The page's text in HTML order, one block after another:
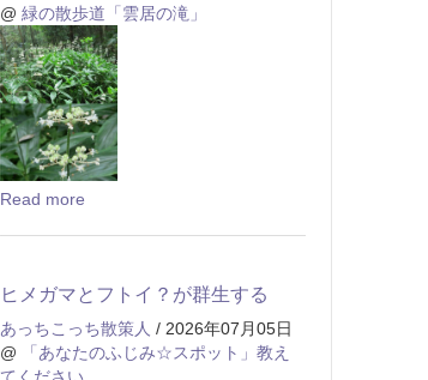
@ 緑の散歩道「雲居の滝」
Read more
ヒメガマとフトイ？が群生する
あっちこっち散策人 / 2026年07月05日
@
「あなたのふじみ☆スポット」教え